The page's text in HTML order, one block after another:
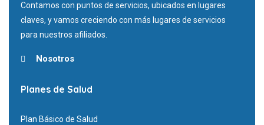
Contamos con puntos de servicios, ubicados en lugares
claves, y vamos creciendo con más lugares de servicios
para nuestros afiliados.
Nosotros
Planes de Salud
Plan Básico de Salud